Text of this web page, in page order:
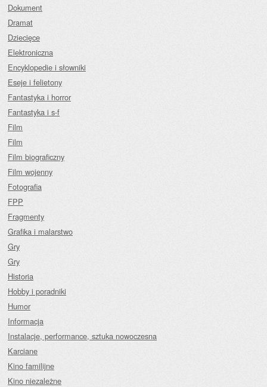
Dokument
Dramat
Dziecięce
Elektroniczna
Encyklopedie i słowniki
Eseje i felietony
Fantastyka i horror
Fantastyka i s-f
Film
Film
Film biograficzny
Film wojenny
Fotografia
FPP
Fragmenty
Grafika i malarstwo
Gry
Gry
Historia
Hobby i poradniki
Humor
Informacja
Instalacje, performance, sztuka nowoczesna
Karciane
Kino familijne
Kino niezależne